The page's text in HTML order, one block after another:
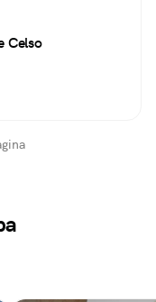
Celso